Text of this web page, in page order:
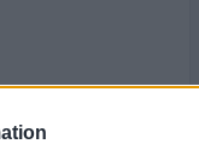
arra, hogy